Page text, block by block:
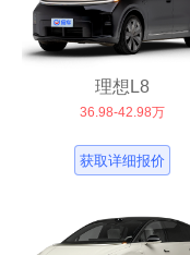
理想L8
36.98-42.98万
获取详细报价